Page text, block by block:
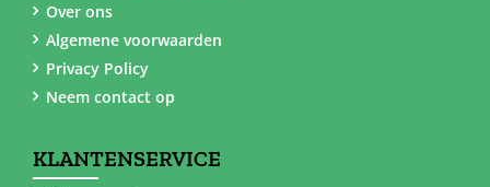
Over ons
Algemene voorwaarden
Privacy Policy
Neem contact op
KLANTENSERVICE